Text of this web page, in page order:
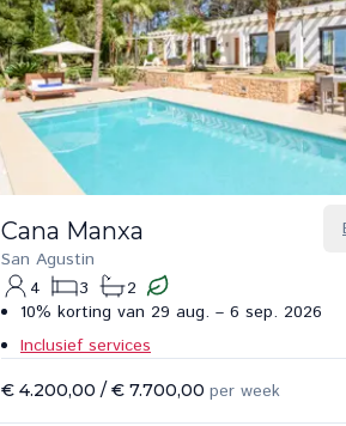
Cana Manxa
San Agustin
4
3
2
10% korting van 29 aug. – 6 sep. 2026
Inclusief services
€ 4.200,00 / € 7.700,00 per week